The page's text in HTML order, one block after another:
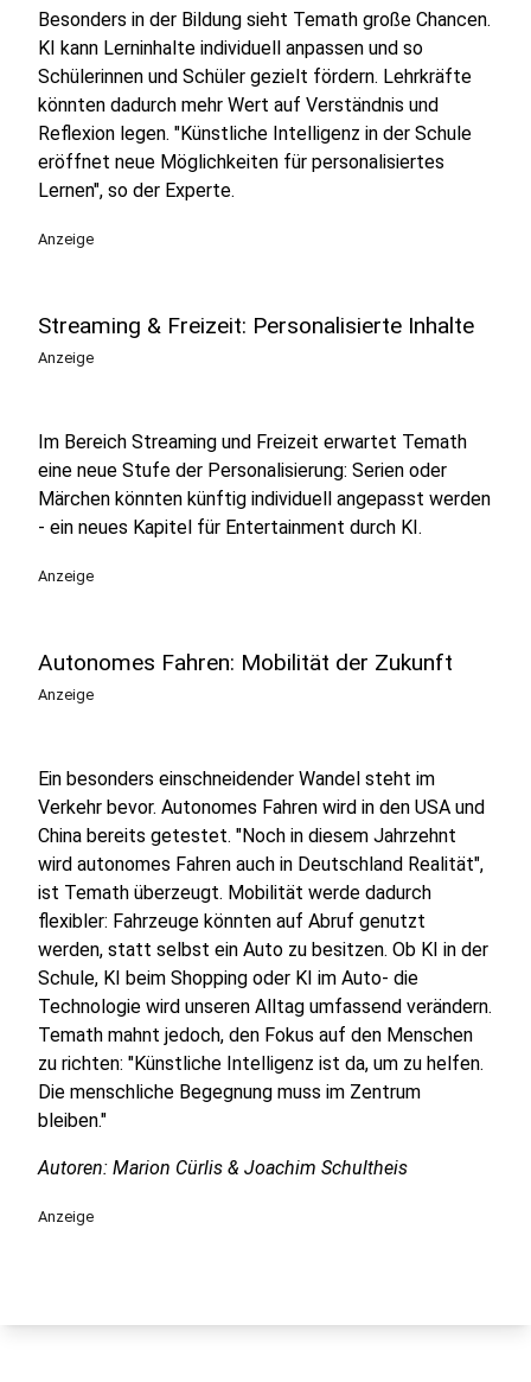
Besonders in der Bildung sieht Temath große Chancen.
KI kann Lerninhalte individuell anpassen und so
Schülerinnen und Schüler gezielt fördern. Lehrkräfte
könnten dadurch mehr Wert auf Verständnis und
Reflexion legen. "Künstliche Intelligenz in der Schule
eröffnet neue Möglichkeiten für personalisiertes
Lernen", so der Experte.
Anzeige
Streaming & Freizeit: Personalisierte Inhalte
Anzeige
Im Bereich Streaming und Freizeit erwartet Temath
eine neue Stufe der Personalisierung: Serien oder
Märchen könnten künftig individuell angepasst werden
- ein neues Kapitel für Entertainment durch KI.
Anzeige
Autonomes Fahren: Mobilität der Zukunft
Anzeige
Ein besonders einschneidender Wandel steht im
Verkehr bevor. Autonomes Fahren wird in den USA und
China bereits getestet. "Noch in diesem Jahrzehnt
wird autonomes Fahren auch in Deutschland Realität",
ist Temath überzeugt. Mobilität werde dadurch
flexibler: Fahrzeuge könnten auf Abruf genutzt
werden, statt selbst ein Auto zu besitzen. Ob KI in der
Schule, KI beim Shopping oder KI im Auto- die
Technologie wird unseren Alltag umfassend verändern.
Temath mahnt jedoch, den Fokus auf den Menschen
zu richten: "Künstliche Intelligenz ist da, um zu helfen.
Die menschliche Begegnung muss im Zentrum
bleiben."
Autoren: Marion Cürlis & Joachim Schultheis
Anzeige